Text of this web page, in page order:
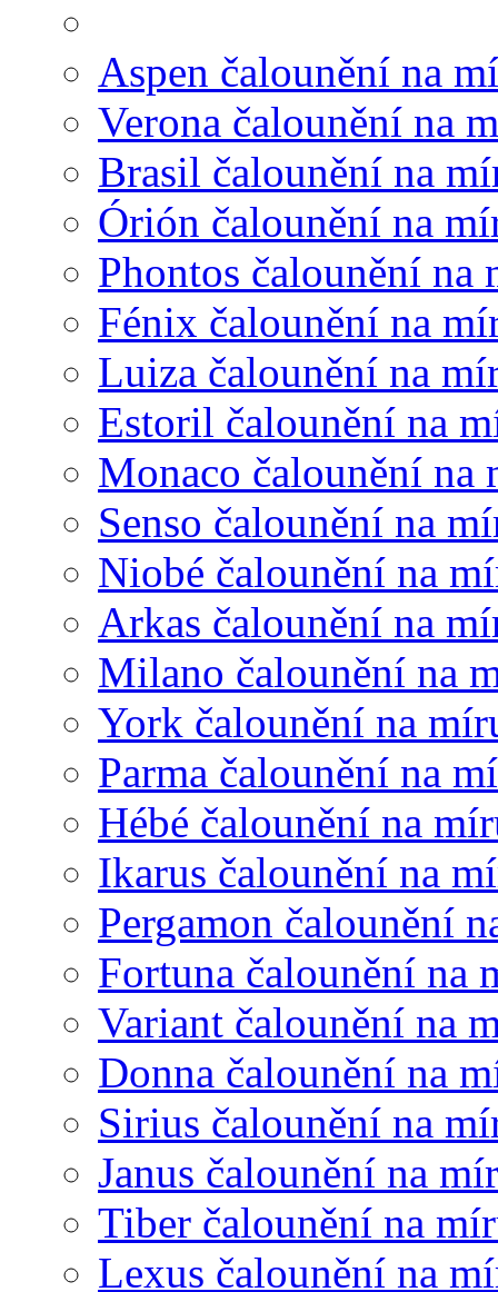
Aspen čalounění na
Verona čalounění na
Brasil čalounění na
Órión čalounění na
Phontos čalounění na
Fénix čalounění na
Luiza čalounění na
Estoril čalounění na
Monaco čalounění na
Senso čalounění na
Niobé čalounění na
Arkas čalounění na
Milano čalounění na
York čalounění na
Parma čalounění na
Hébé čalounění na
Ikarus čalounění na
Pergamon čalounění
Fortuna čalounění na
Variant čalounění na
Donna čalounění na
Sirius čalounění na
Janus čalounění na
Tiber čalounění na
Lexus čalounění na